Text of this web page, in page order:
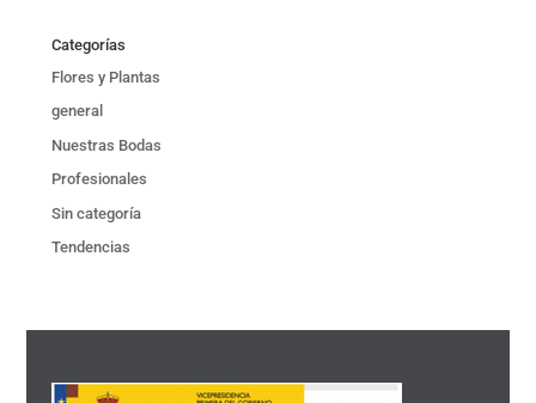
Categorías
Flores y Plantas
general
Nuestras Bodas
Profesionales
Sin categoría
Tendencias